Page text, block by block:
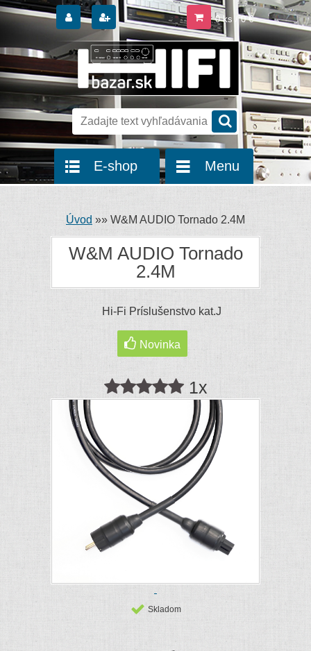
0 ks / 0 €
E-shop Menu
Úvod »» W&M AUDIO Tornado 2.4M
W&M AUDIO Tornado
2.4M
Hi-Fi Príslušenstvo kat.J
Novinka
1x
Skladom